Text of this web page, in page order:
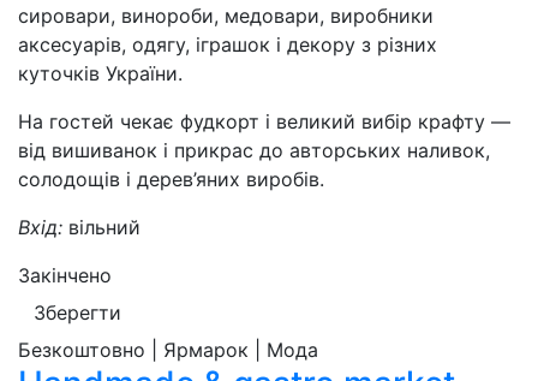
сировари, винороби, медовари, виробники
аксесуарів, одягу, іграшок і декору з різних
куточків України.
На гостей чекає фудкорт і великий вибір крафту —
від вишиванок і прикрас до авторських наливок,
солодощів і дерев’яних виробів.
Вхід: вільний
Закінчено
Зберегти
Безкоштовно | Ярмарок | Мода